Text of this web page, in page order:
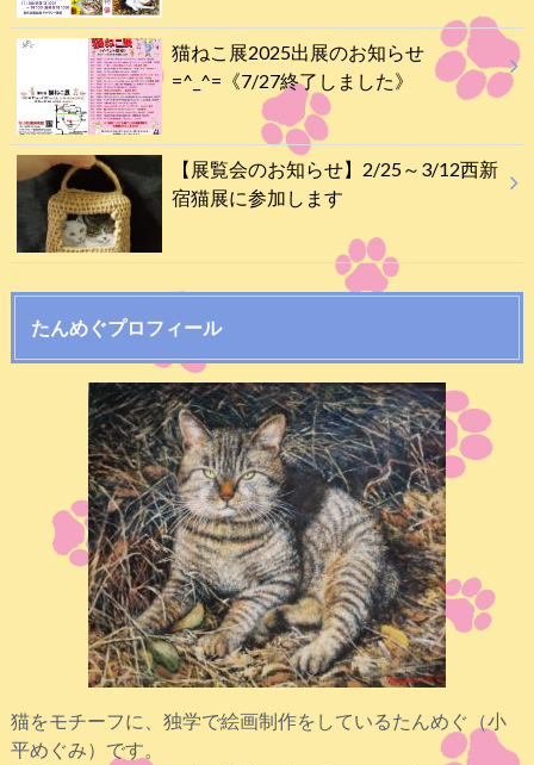
猫ねこ展2025出展のお知らせ
=^_^=《7/27終了しました》
【展覧会のお知らせ】2/25～3/12西新
宿猫展に参加します
たんめぐプロフィール
猫をモチーフに、独学で絵画制作をしているたんめぐ（小
平めぐみ）です。